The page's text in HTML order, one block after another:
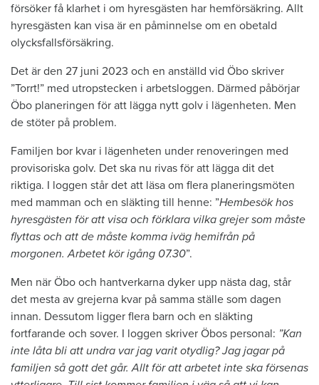
försöker få klarhet i om hyresgästen har hemförsäkring. Allt
hyresgästen kan visa är en påminnelse om en obetald
olycksfallsförsäkring.
Det är den 27 juni 2023 och en anställd vid Öbo skriver
”Torrt!” med utropstecken i arbetsloggen. Därmed påbörjar
Öbo planeringen för att lägga nytt golv i lägenheten. Men
de stöter på problem.
Familjen bor kvar i lägenheten under renoveringen med
provisoriska golv. Det ska nu rivas för att lägga dit det
riktiga. I loggen står det att läsa om flera planeringsmöten
med mamman och en släkting till henne: ”Hembesök hos
hyresgästen för att visa och förklara vilka grejer som måste
flyttas och att de måste komma iväg hemifrån på
morgonen. Arbetet kör igång 07.30”.
Men när Öbo och hantverkarna dyker upp nästa dag, står
det mesta av grejerna kvar på samma ställe som dagen
innan. Dessutom ligger flera barn och en släkting
fortfarande och sover. I loggen skriver Öbos personal: ”Kan
inte låta bli att undra var jag varit otydlig? Jag jagar på
familjen så gott det går. Allt för att arbetet inte ska försenas